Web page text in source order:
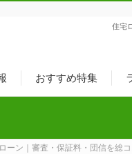
おすすめ特集
住宅
ーン｜審査・保証料・団信を総